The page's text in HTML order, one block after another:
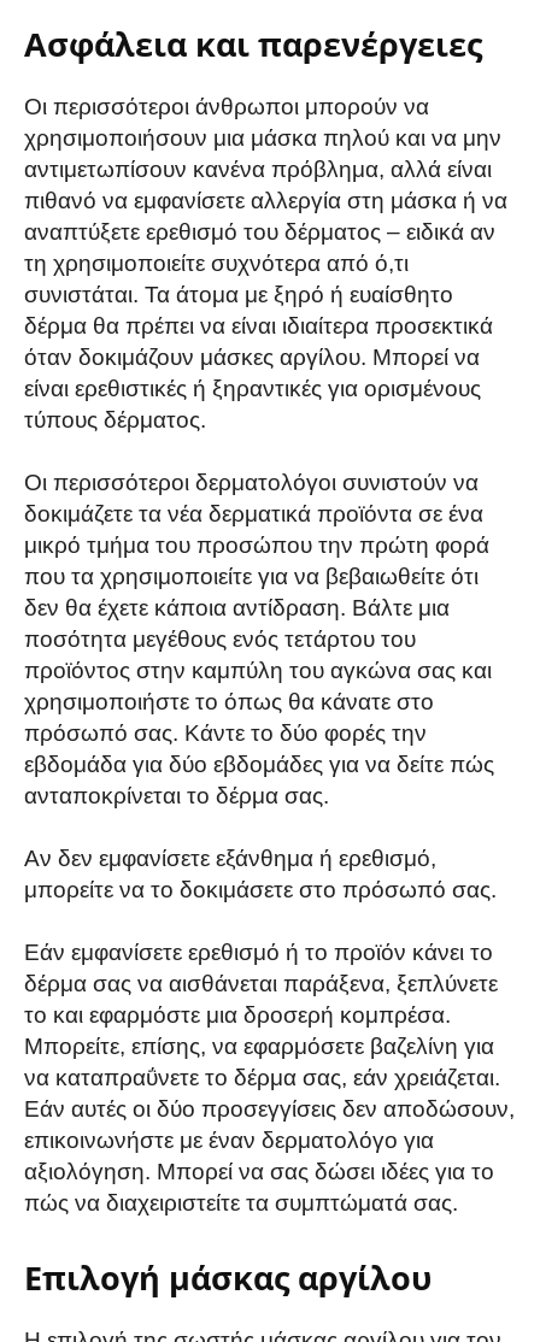
Ασφάλεια και παρενέργειες
Οι περισσότεροι άνθρωποι μπορούν να
χρησιμοποιήσουν μια μάσκα πηλού και να μην
αντιμετωπίσουν κανένα πρόβλημα, αλλά είναι
πιθανό να εμφανίσετε αλλεργία στη μάσκα ή να
αναπτύξετε ερεθισμό του δέρματος – ειδικά αν
τη χρησιμοποιείτε συχνότερα από ό,τι
συνιστάται. Τα άτομα με ξηρό ή ευαίσθητο
δέρμα θα πρέπει να είναι ιδιαίτερα προσεκτικά
όταν δοκιμάζουν μάσκες αργίλου. Μπορεί να
είναι ερεθιστικές ή ξηραντικές για ορισμένους
τύπους δέρματος.
Οι περισσότεροι δερματολόγοι συνιστούν να
δοκιμάζετε τα νέα δερματικά προϊόντα σε ένα
μικρό τμήμα του προσώπου την πρώτη φορά
που τα χρησιμοποιείτε για να βεβαιωθείτε ότι
δεν θα έχετε κάποια αντίδραση. Βάλτε μια
ποσότητα μεγέθους ενός τετάρτου του
προϊόντος στην καμπύλη του αγκώνα σας και
χρησιμοποιήστε το όπως θα κάνατε στο
πρόσωπό σας. Κάντε το δύο φορές την
εβδομάδα για δύο εβδομάδες για να δείτε πώς
ανταποκρίνεται το δέρμα σας.
Αν δεν εμφανίσετε εξάνθημα ή ερεθισμό,
μπορείτε να το δοκιμάσετε στο πρόσωπό σας.
Εάν εμφανίσετε ερεθισμό ή το προϊόν κάνει το
δέρμα σας να αισθάνεται παράξενα, ξεπλύνετε
το και εφαρμόστε μια δροσερή κομπρέσα.
Μπορείτε, επίσης, να εφαρμόσετε βαζελίνη για
να καταπραΰνετε το δέρμα σας, εάν χρειάζεται.
Εάν αυτές οι δύο προσεγγίσεις δεν αποδώσουν,
επικοινωνήστε με έναν δερματολόγο για
αξιολόγηση. Μπορεί να σας δώσει ιδέες για το
πώς να διαχειριστείτε τα συμπτώματά σας.
Επιλογή μάσκας αργίλου